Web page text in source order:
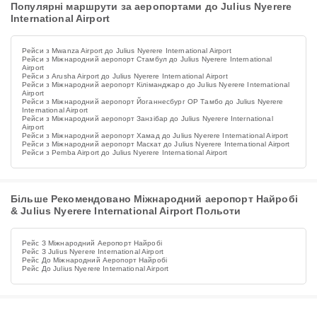
Популярні маршрути за аеропортами до Julius Nyerere
International Airport
Рейси з Mwanza Airport до Julius Nyerere International Airport
Рейси з Міжнародний аеропорт Стамбул до Julius Nyerere International
Airport
Рейси з Arusha Airport до Julius Nyerere International Airport
Рейси з Міжнародний аеропорт Кіліманджаро до Julius Nyerere International
Airport
Рейси з Міжнародний аеропорт Йоганнесбург ОР Тамбо до Julius Nyerere
International Airport
Рейси з Міжнародний аеропорт Занзібар до Julius Nyerere International
Airport
Рейси з Міжнародний аеропорт Хамад до Julius Nyerere International Airport
Рейси з Міжнародний аеропорт Маскат до Julius Nyerere International Airport
Рейси з Pemba Airport до Julius Nyerere International Airport
Більше Рекомендовано Міжнародний аеропорт Найробі
& Julius Nyerere International Airport Польоти
Рейс З Міжнародний Аеропорт Найробі
Рейс З Julius Nyerere International Airport
Рейс До Міжнародний Аеропорт Найробі
Рейс До Julius Nyerere International Airport